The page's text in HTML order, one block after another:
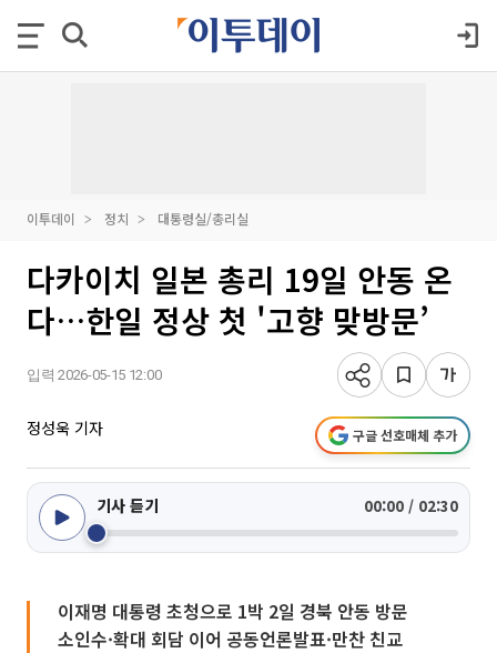
이투데이 정치 대통령실/총리실
다카이치 일본 총리 19일 안동 온
다…한일 정상 첫 '고향 맞방문’
입력 2026-05-15 12:00
정성욱 기자 구글 선호매체 추가
기사 듣기 00:00 / 02:30
이재명 대통령 초청으로 1박 2일 경북 안동 방문
소인수·확대 회담 이어 공동언론발표·만찬 친교